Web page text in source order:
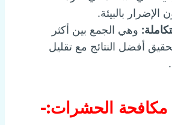
بالبيئة.
وهي الجمع بين أكثر
أفضل النتائج مع تقليل
الحشرات:-